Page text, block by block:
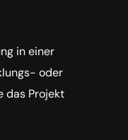
in einer
oder
das Projekt